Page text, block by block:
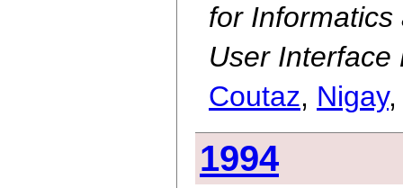
for
User Interface
Coutaz, Nigay
1994